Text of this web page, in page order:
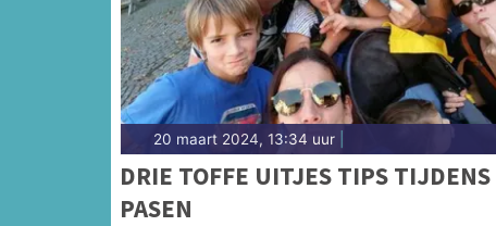
20 maart 2024, 13:34 uur
DRIE TOFFE UITJES TIPS TIJDENS
PASEN